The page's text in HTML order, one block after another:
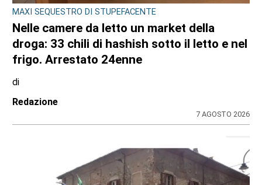
CONSIGLIO REGIONALE
Marcinelle, il presidente Nicco: “Onorare gli
italiani caduti sul lavoro in ogni parte del
mondo”
di
Redazione CRP